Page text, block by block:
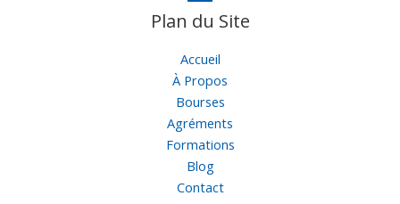
Plan du Site
Accueil
À Propos
Bourses
Agréments
Formations
Blog
Contact